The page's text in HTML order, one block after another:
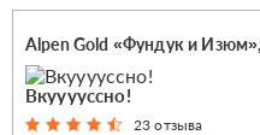
Alpen Gold «Фундук и
Вкууууссно!
23 отзыва